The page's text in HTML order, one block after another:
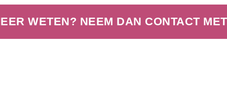
WETEN? NEEM DAN CONTACT